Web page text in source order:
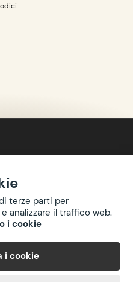
riservati quanto ai dati delle
sono riproducibili con licenza
sa.
terze parti per
analizzare il traffico web.
i cookie
i cookie